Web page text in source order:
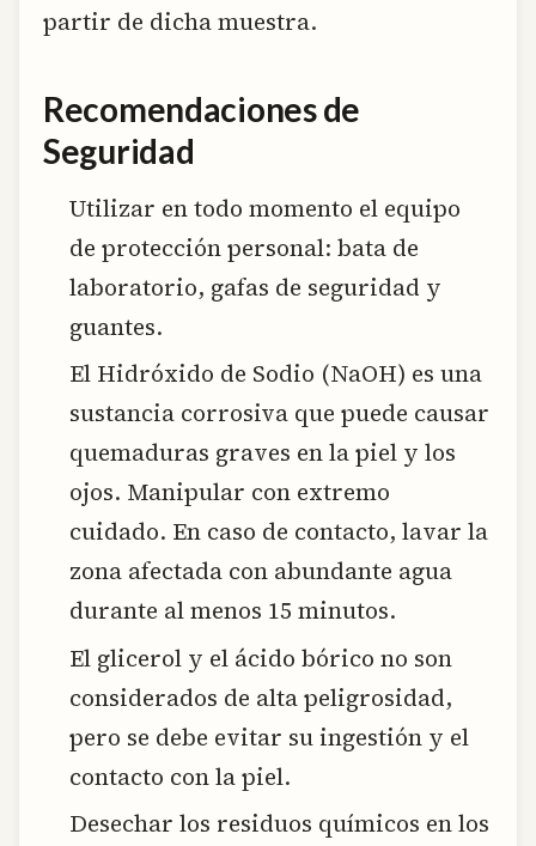
partir de dicha muestra.
Recomendaciones de
Seguridad
Utilizar en todo momento el equipo
de protección personal: bata de
laboratorio, gafas de seguridad y
guantes.
El Hidróxido de Sodio (NaOH) es una
sustancia corrosiva que puede causar
quemaduras graves en la piel y los
ojos. Manipular con extremo
cuidado. En caso de contacto, lavar la
zona afectada con abundante agua
durante al menos 15 minutos.
El glicerol y el ácido bórico no son
considerados de alta peligrosidad,
pero se debe evitar su ingestión y el
contacto con la piel.
Desechar los residuos químicos en los